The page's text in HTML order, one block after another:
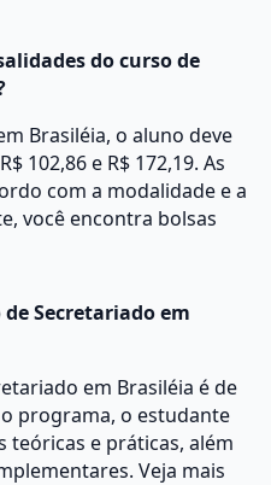
do curso de
Brasiléia, o aluno deve
102,86 e R$ 172,19. As
com a modalidade e a
você encontra bolsas
Secretariado em
em Brasiléia é de
programa, o estudante
e práticas, além
Veja mais